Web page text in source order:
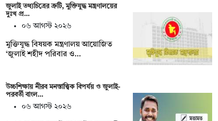
জুলাই তথ্যচিত্রের ত্রুটি, মুক্তিযুদ্ধ মন্ত্রণালয়ের
দুঃখ প্র…
০৬ আগস্ট ২০২৬
মুক্তিযুদ্ধ বিষয়ক মন্ত্রণালয় আয়োজিত
‘জুলাই শহীদ পরিবার ও…
উচ্চশিক্ষায় নীরব মনস্তাত্ত্বিক বিপর্যয় ও জুলাই-
পরবর্তী বাংল…
০৬ আগস্ট ২০২৬